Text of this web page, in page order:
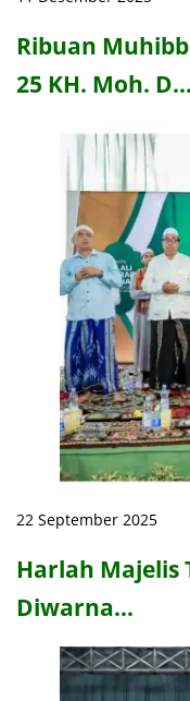
Ribuan
25 KH. Moh. D…
22 September 2025
Harlah Majelis
Diwarna…